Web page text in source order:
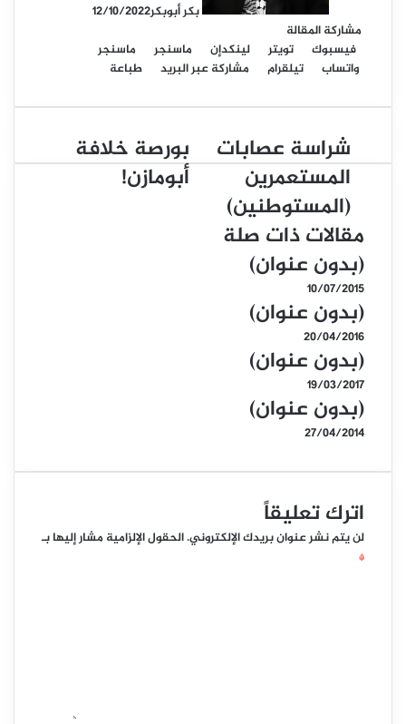
بكر أبوبكر12/10/2022
مشاركة المقالة
فيسبوك
تويتر لينكدإن ماسنجر
ماسنجر
واتساب
تيلقرام مشاركة عبر البريد طباعة
بورصة خلافة
أبومازن!
شراسة عصابات
المستعمرين
(المستوطنين)
مقالات ذات صلة
(بدون عنوان)
10/07/2015
(بدون عنوان)
20/04/2016
(بدون عنوان)
19/03/2017
(بدون عنوان)
27/04/2014
اترك تعليقاً
لن يتم نشر عنوان بريدك الإلكتروني.الحقول الإلزامية مشار إليها بـ
*